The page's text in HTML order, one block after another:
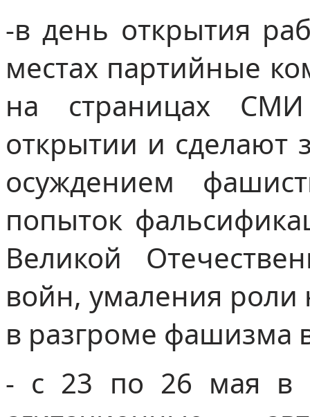
-в день открытия
местах партийные
на страницах
открытии и сделают
осуждением
попыток
Великой
войн, умаления роли
в разгроме фашизма
- с 23 по 26 мая в